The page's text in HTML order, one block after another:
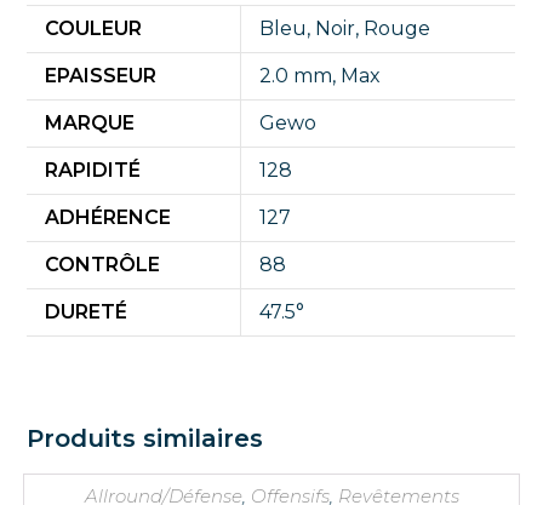
COULEUR Bleu, Noir, Rouge
EPAISSEUR 2.0 mm, Max
MARQUE Gewo
RAPIDITÉ 128
ADHÉRENCE 127
CONTRÔLE 88
DURETÉ 47.5°
Produits similaires
Allround/Défense, Offensifs, Revêtements